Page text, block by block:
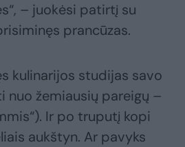
– juokėsi patirtį su
prancūzas.
kulinarijos studijas savo
nuo žemiausių pareigų –
Ir po truputį kopi
aukštyn. Ar pavyks